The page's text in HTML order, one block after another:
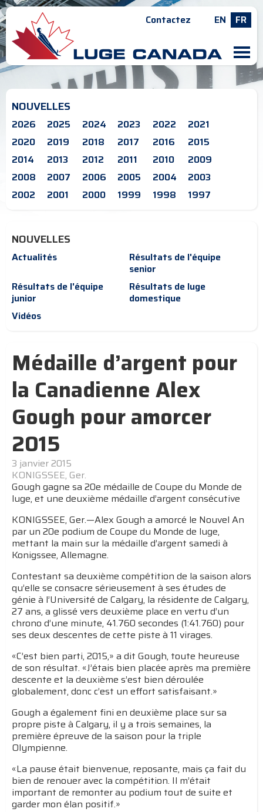
Contactez EN FR
M
NOUVELLES
2026 2025 2024 2023 2022
2021
2020
2019 2018 2017 2016
2015
2014
2013 2012 2011 2010
2009
2008
2007 2006 2005 2004
2003
2002
2001 2000 1999 1998 1997
NOUVELLES
Actualités
Résultats de l'équipe
senior
Résultats de l'équipe
junior
Résultats de luge
domestique
Vidéos
Médaille d’argent pour
la Canadienne Alex
Gough pour amorcer
2015
3 janvier 2015
KONIGSSEE, Ger.
Gough gagne sa 20e médaille de Coupe du Monde de
luge, et une deuxième médaille d’argent consécutive
KONIGSSEE, Ger.—Alex Gough a amorcé le Nouvel An
par un 20e podium de Coupe du Monde de luge,
mettant la main sur la médaille d’argent samedi à
Konigssee, Allemagne.
Contestant sa deuxième compétition de la saison alors
qu’elle se consacre sérieusement à ses études de
génie à l’Université de Calgary, la résidente de Calgary,
27 ans, a glissé vers deuxième place en vertu d’un
chrono d’une minute, 41.760 secondes (1:41.760) pour
ses deux descentes de cette piste à 11 virages.
«C’est bien parti, 2015,» a dit Gough, toute heureuse
de son résultat. «J’étais bien placée après ma première
descente et la deuxième s’est bien déroulée
globalement, donc c’est un effort satisfaisant.»
Gough a également fini en deuxième place sur sa
propre piste à Calgary, il y a trois semaines, la
première épreuve de la saison pour la triple
Olympienne.
«La pause était bienvenue, reposante, mais ça fait du
bien de renouer avec la compétition. Il m’était
important de remonter au podium tout de suite et
garder mon élan positif.»